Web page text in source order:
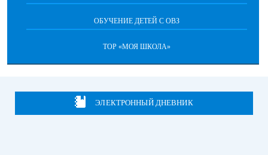
ОБУЧЕНИЕ ДЕТЕЙ С ОВЗ
ТОР «МОЯ ШКОЛА»
ЭЛЕКТРОННЫЙ ДНЕВНИК